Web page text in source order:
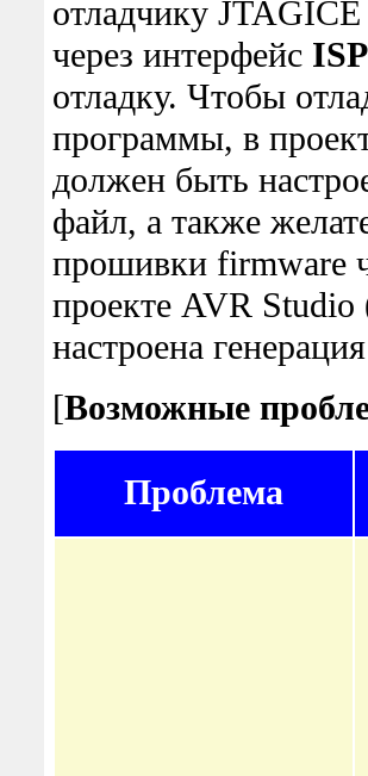
отладчику
через интерфейс ISP
отладку. Чтобы
программы, в
должен быть
файл, а также
прошивки firmware
проекте AVR
настроена
[Возможные
Проблема